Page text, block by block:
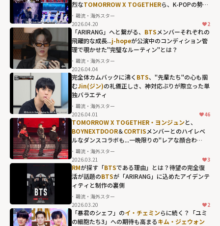
烈なTOMORROW X TOGETHERら、K-POPの勢い
を象徴する"国立競技場"の熱狂
韓流・海外スター
2026.04.20
2
「ARIRANG」へと繋がる、 BTSメンバーそれぞれの
飛躍的な成長...j-hopeが公演中のコンディション管
理で覗かせた"完璧なルーティン"とは？
韓流・海外スター
2026.04.04
Jin(ジン)の礼儀
正しさ、神対応
ぶりが際立った
単独バラエティ"
width="304"
height="203"
loading="lazy"
fetchpriority="h
igh">
完全体カムバックに沸く BTS、"先輩たち"の心も掴
むJin(ジン)の礼儀正しさ、神対応ぶりが際立った単
独バラエティ
韓流・海外スター
2026.04.01
46
TOMORROW X TOGETHER・ヨンジュンと、
BOYNEXTDOOR＆CORTISメンバーとのハイレベ
ルなダンスコラボも...一晩限りの"レアな顔合わ
せ"が熱狂を呼んだ「2025 MBC歌謡大祭典」
韓流・海外スター
2026.03.21
3
RMが探す「BTSである理由」とは？待望の完全復
活が話題のBTSが「ARIRANG」に込めたアイデンテ
ィティと制作の裏側
韓流・海外スター
2026.03.20
2
「暴君のシェフ」のイ・チェミンらに続く？「ユミ
の細胞たち3」への期待も高まるキム・ジェウォン